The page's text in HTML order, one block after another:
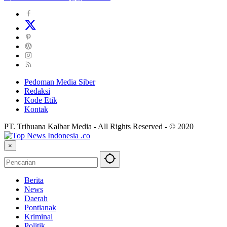
Pedoman Media Siber
Redaksi
Kode Etik
Kontak
PT. Tribuana Kalbar Media - All Rights Reserved - © 2020
×
Berita
News
Daerah
Pontianak
Kriminal